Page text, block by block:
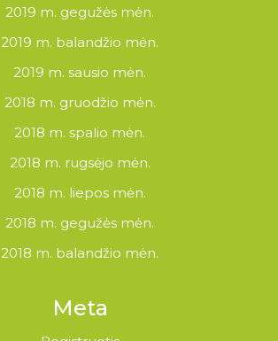
2019 m. gegužės mėn.
2019 m. balandžio mėn.
2019 m. sausio mėn.
2018 m. gruodžio mėn.
2018 m. spalio mėn.
2018 m. rugsėjo mėn.
2018 m. liepos mėn.
2018 m. gegužės mėn.
2018 m. balandžio mėn.
Meta